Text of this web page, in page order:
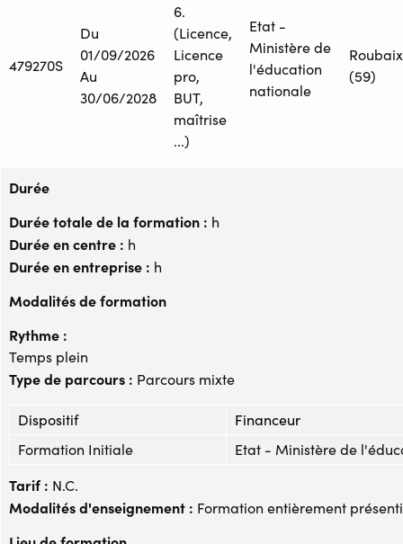
479270S
Du
01/09/2026
Au
30/06/2028
6.
(Licence,
Licence
pro,
BUT,
maîtrise
...)
Etat -
Ministère de
l'éducation
nationale
Roubaix
(59)
Durée
Durée totale de la formation : h
Durée en centre : h
Durée en entreprise : h
Modalités de formation
Rythme :
Temps plein
Type de parcours : Parcours mixte
Dispositif
Financeur
Formation Initiale
Etat - Ministère de
Tarif : N.C.
Modalités d'enseignement : Formation entièrement